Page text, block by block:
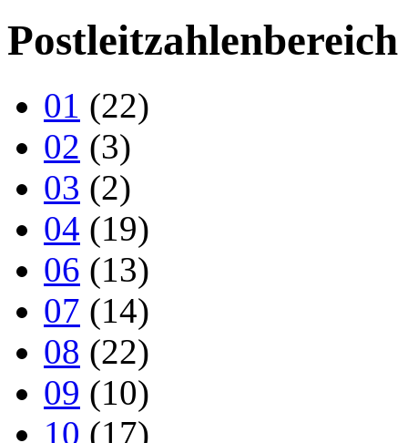
Postleitzahlenbereich
01 (22)
02 (3)
03 (2)
04 (19)
06 (13)
07 (14)
08 (22)
09 (10)
10 (17)